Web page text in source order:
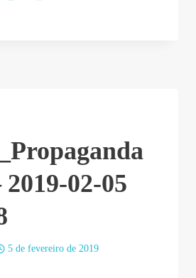
02-05
5 de fevereiro de 2019